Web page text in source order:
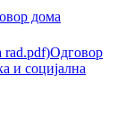
дома
Одговор
и социјална